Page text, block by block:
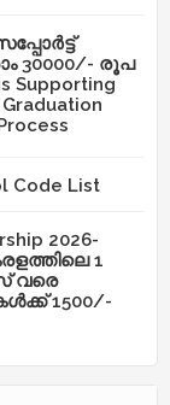
30000/- രൂപ
Supporting
Code List
2026-
1
വരെ
1500/-